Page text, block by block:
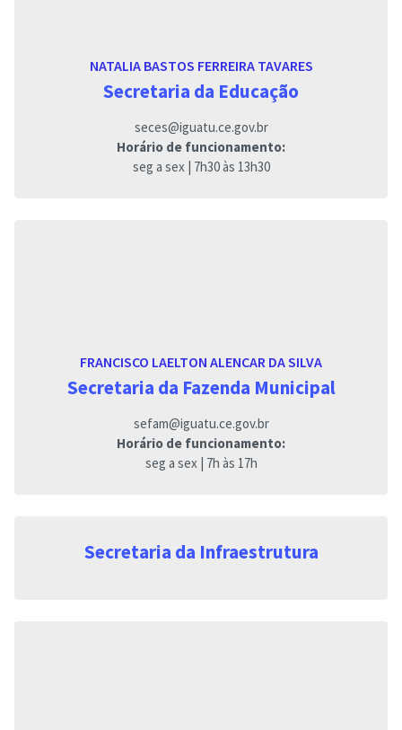
NATALIA BASTOS FERREIRA TAVARES
Secretaria da Educação
seces@iguatu.ce.gov.br
Horário de funcionamento:
seg a sex | 7h30 às 13h30
FRANCISCO LAELTON ALENCAR DA SILVA
Secretaria da Fazenda Municipal
sefam@iguatu.ce.gov.br
Horário de funcionamento:
seg a sex | 7h às 17h
Secretaria da Infraestrutura